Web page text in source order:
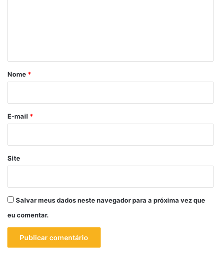
r
*
Nome *
E-mail *
Site
Salvar meus dados neste navegador para a próxima vez que
eu comentar.